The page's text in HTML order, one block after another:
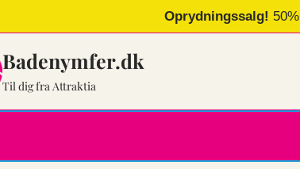
Oprydningssalg! 50%
Badenymfer.dk
Til dig fra Attraktia